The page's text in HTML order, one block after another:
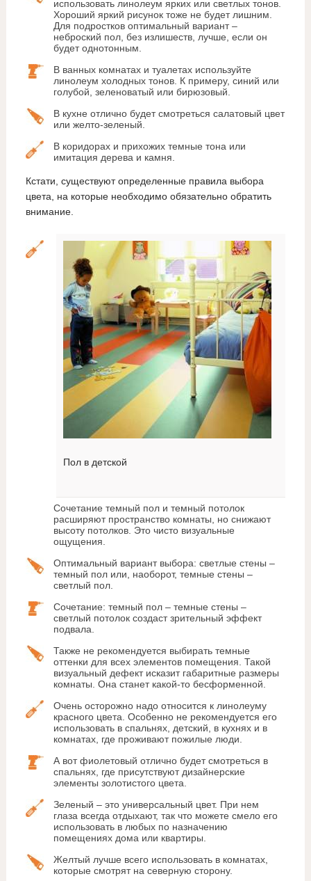
использовать линолеум ярких или светлых тонов.
Хороший яркий рисунок тоже не будет лишним.
Для подростков оптимальный вариант –
неброский пол, без излишеств, лучше, если он
будет однотонным.
В ванных комнатах и туалетах используйте
линолеум холодных тонов. К примеру, синий или
голубой, зеленоватый или бирюзовый.
В кухне отлично будет смотреться салатовый цвет
или желто-зеленый.
В коридорах и прихожих темные тона или
имитация дерева и камня.
Кстати, существуют определенные правила выбора
цвета, на которые необходимо обязательно обратить
внимание.
Пол в детской
Сочетание темный пол и темный потолок
расширяют пространство комнаты, но снижают
высоту потолков. Это чисто визуальные
ощущения.
Оптимальный вариант выбора: светлые стены –
темный пол или, наоборот, темные стены –
светлый пол.
Сочетание: темный пол – темные стены –
светлый потолок создаст зрительный эффект
подвала.
Также не рекомендуется выбирать темные
оттенки для всех элементов помещения. Такой
визуальный дефект исказит габаритные размеры
комнаты. Она станет какой-то бесформенной.
Очень осторожно надо относится к линолеуму
красного цвета. Особенно не рекомендуется его
использовать в спальнях, детский, в кухнях и в
комнатах, где проживают пожилые люди.
А вот фиолетовый отлично будет смотреться в
спальнях, где присутствуют дизайнерские
элементы золотистого цвета.
Зеленый – это универсальный цвет. При нем
глаза всегда отдыхают, так что можете смело его
использовать в любых по назначению
помещениях дома или квартиры.
Желтый лучше всего использовать в комнатах,
которые смотрят на северную сторону.